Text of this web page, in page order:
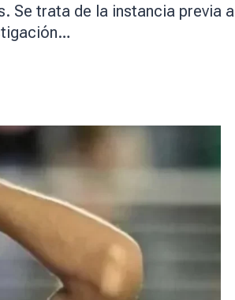
Se trata de la instancia previa